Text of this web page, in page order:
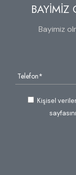
BAYİMİZ
Bayimiz
Kişisel